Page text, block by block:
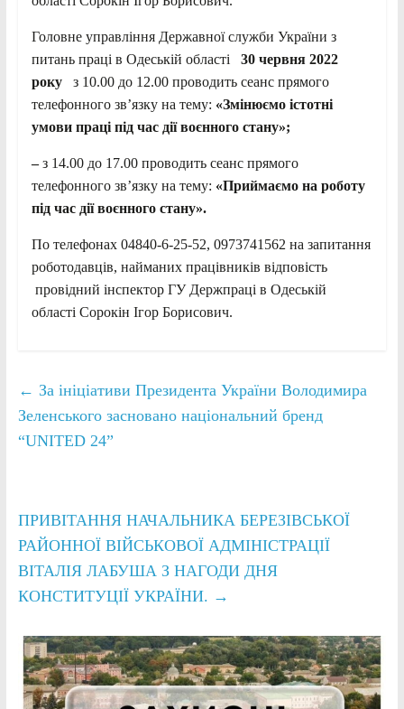
Головне управління Державної служби України з
питань праці в Одеській області 30 червня 2022
рокуз 10.00 до 12.00 проводить сеанс прямого
телефонного зв’язку на тему: «Змінюємо істотні
умови праці під час дії воєнного стану»;
–з 14.00 до 17.00 проводить сеанс прямого
телефонного зв’язку на тему: «Приймаємо на роботу
під час дії воєнного стану».
По телефонах 04840-6-25-52, 0973741562 на запитання
роботодавців, найманих працівників відповість
провідний інспектор ГУ Держпраці в Одеській
області Сорокін Ігор Борисович.
← За ініціативи Президента України Володимира
Зеленського засновано національний бренд
“UNITED 24”
ПРИВІТАННЯ НАЧАЛЬНИКА БЕРЕЗІВСЬКОЇ
РАЙОННОЇ ВІЙСЬКОВОЇ АДМІНІСТРАЦІЇ
ВІТАЛІЯ ЛАБУША З НАГОДИ ДНЯ
КОНСТИТУЦІЇ УКРАЇНИ. →